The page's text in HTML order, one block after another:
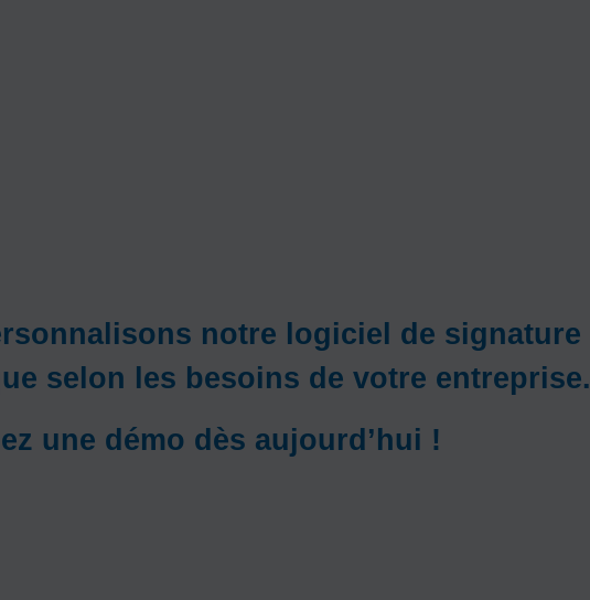
notre logiciel de signature
selon les besoins de votre entreprise.
une démo dès aujourd’hui !